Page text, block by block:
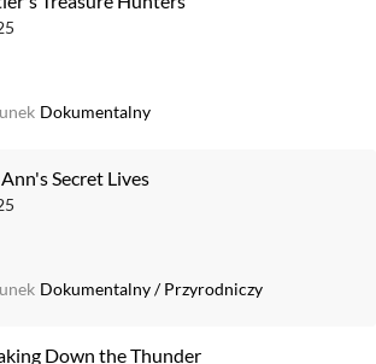
Dokumentalny
Secret Lives
Dokumentalny/Przyrodniczy
Down the Thunder